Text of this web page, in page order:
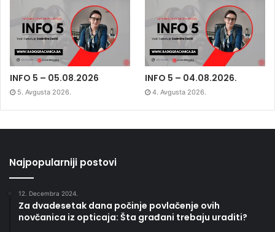
INFO 5 – 05.08.2026
5. Avgusta 2026.
INFO 5 – 04.08.2026.
4. Avgusta 2026.
Najpopularniji postovi
12. Decembra 2024.
Za dvadesetak dana počinje povlačenje ovih
novčanica iz opticaja: Šta građani trebaju uraditi?